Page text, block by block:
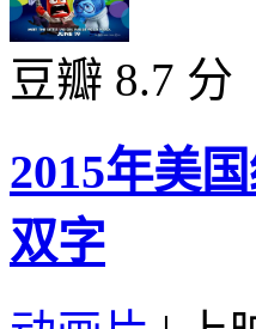
豆瓣 8.7 分
2015年美
双字